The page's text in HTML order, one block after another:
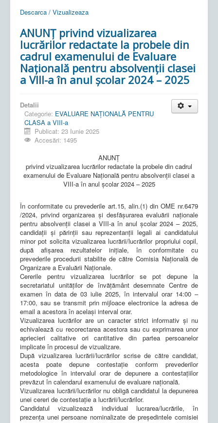
Descarca / Vizualizeaza
ANUNŢ privind vizualizarea
lucrărilor redactate la probele din
cadrul examenului de Evaluare
Națională pentru absolvenții clasei
a VIII-a în anul școlar 2024 – 2025
Detalii
Categorie: EVALUARE NAŢIONALĂ PENTRU
CLASA a VIII-a
Publicat: 23 Iunie 2025
Accesări: 1495
ANUNŢ
privind vizualizarea lucrărilor redactate la probele din cadrul
examenului de Evaluare Națională pentru absolvenții clasei a
VIII-a în anul școlar 2024 – 2025
În conformitate cu prevederile art.15, alin.(1) din OME nr.6479
/2024, privind organizarea și desfășurarea evaluării naționale
pentru absolvenții clasei a VIII-a în anul școlar 2024 – 2025,
candidații și părinţii sau reprezentanţii legali ai candidatului
minor pot solicita vizualizarea lucrării/lucrărilor propriului copil,
după afişarea rezultatelor iniţiale, în conformitate cu
prevederile procedurii stabilite de către Comisia Naţională de
Organizare a Evaluării Naţionale.
Cererile pentru vizualizarea lucrărilor se pot depune la
secretariatul unităților de învățământ desemnate Centre de
examen în data de 03 iulie 2025, în intervalul orar 14:00 –
17:00, sau se transmit prin mijloace electronice la adresa de
email a acestora în același interval orar.
Vizualizarea lucrărilor are un caracter strict informativ și nu
echivalează cu recorectarea acestora sau cu exprimarea unor
apriecieri calitative ori cantitative din partea persoanelor
implicate în procesul de vizualizare.
După vizualizarea lucrării/lucrărilor scrise de către candidat,
acesta poate depune contestație conform prevederilor
metodologice în intervalul orar de depunere a contestațiilor
prevăzut în calendarul examenului de evaluare națională.
Vizualizarea lucrării/lucrărilor nu obligă candidatul la depunerea
unei cereri de contestație a lucrării/lucrărilor.
Candidatul vizualizează individual lucrarea/lucrările, în
prezența unei persoane nominalizate de președintele comisiei